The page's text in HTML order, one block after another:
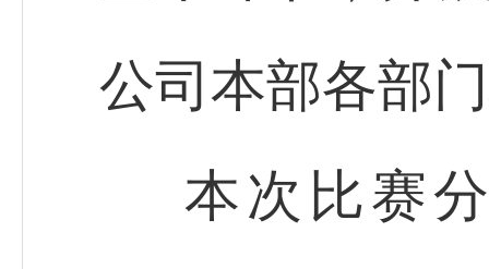
公司本部各部
本次比赛